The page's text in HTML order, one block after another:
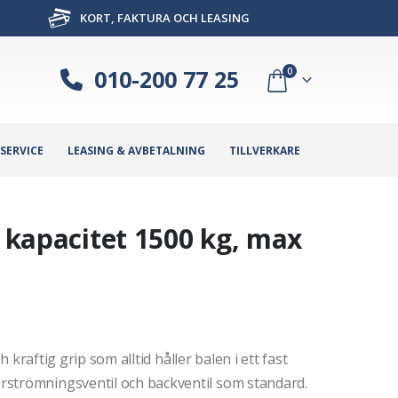
KORT, FAKTURA OCH LEASING
010-200 77 25 0
LEASING & AVBETALNING TILLVERKARE
1500 kg, max
kraftig grip som alltid håller balen i ett fast
och backventil som standard.